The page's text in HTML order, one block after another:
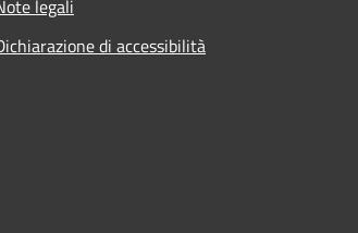
legali
di accessibilità